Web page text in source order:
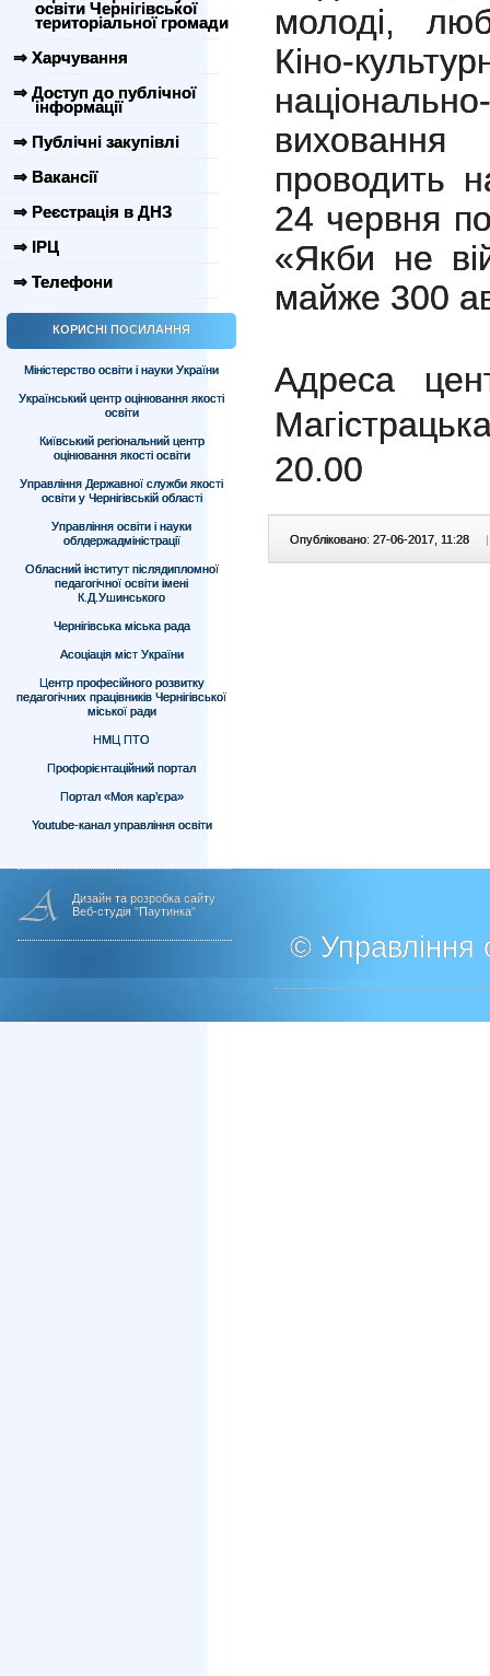
освіти Чернігівської
територіальної громади
⇒ Харчування
⇒ Доступ до публічної
інформації
⇒ Публічні закупівлі
⇒ Вакансії
⇒ Реєстрація в ДНЗ
⇒ ІРЦ
⇒ Телефони
КОРИСНІ ПОСИЛАННЯ
Міністерство освіти і науки України
Український центр оцінювання якості
освіти
Київський регіональний центр
оцінювання якості освіти
Управління Державної служби якості
освіти у Чернігівській області
Управління освіти і науки
облдержадміністрації
Обласний інститут післядипломної
педагогічної освіти імені
К.Д.Ушинського
Чернігівська міська рада
Асоціація міст України
Центр професійного розвитку
педагогічних працівників Чернігівської
міської ради
НМЦ ПТО
Профорієнтаційний портал
Портал «Моя кар’єра»
Youtube-канал управління освіти
молоді,
Кіно-
проводить
24 червня
«Якби не
майже 300
Адреса
20.00
Опубліковано: 27-06-2017, 11:28 |
Дизайн та розробка сайту
Веб-студія "Паутинка"
© Управління